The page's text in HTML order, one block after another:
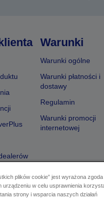
Warunki
Warunki ogólne
Warunki płatności i
dostawy
Regulamin
Warunki promocji
internetowej
plików cookie” jest wyrażona zgoda
w celu usprawnienia
strony i wsparcia naszych działań